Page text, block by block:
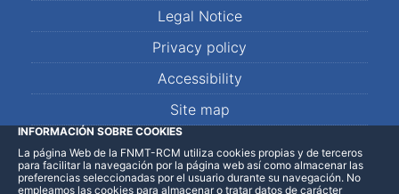
Legal Notice
Privacy policy
Accessibility
Site map
LinkedInFacebookWhatsApp
INFORMACIÓN SOBRE COOKIES
La página Web de la FNMT-RCM utiliza cookies propias y de terceros
para facilitar la navegación por la página web así como almacenar las
preferencias seleccionadas por el usuario durante su navegación. No
empleamos las cookies para almacenar o tratar datos de carácter